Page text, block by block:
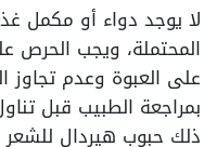
لا يوجد دواء أو مكمل
المحتملة، ويجب الحرص
على العبوة وعدم تجاوز
بمراجعة الطبيب قبل
ذلك حبوب هيردال للشعر